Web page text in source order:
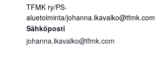
TFMK ry/PS-
aluetoiminta/johanna.ikavalko@tfmk.com
Sähköposti
johanna.ikavalko@tfmk.com